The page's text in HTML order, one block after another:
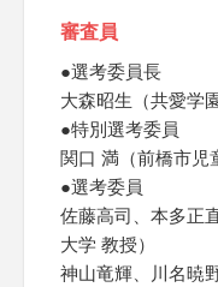
審査員
●選考委員長
大森昭生（共愛学
●特別選考委員
関口 満（前橋市児
●選考委員
佐藤高司、本多正
大学 教授）
神山竜輝、川名暁